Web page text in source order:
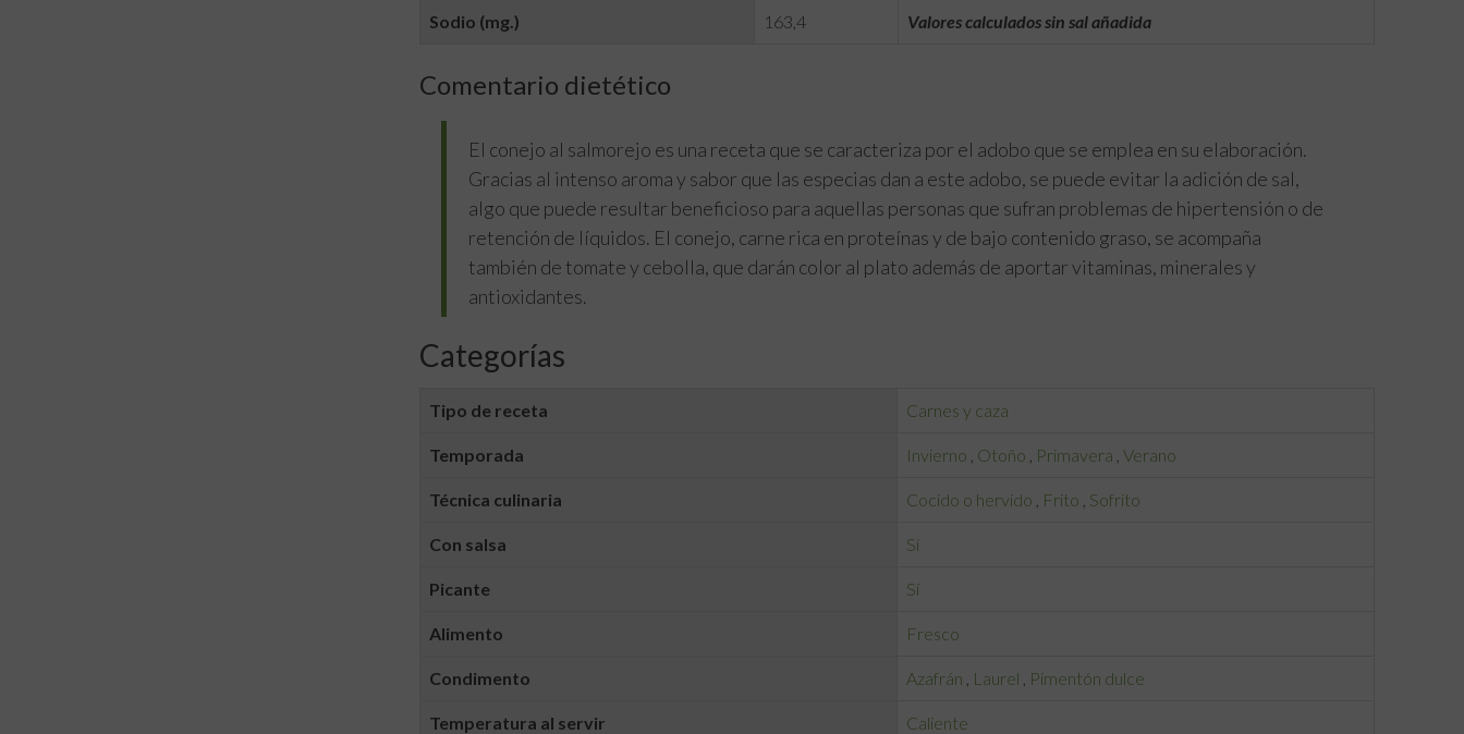
Sodio (mg.) 163,4 Valores calculados sin sal añadida
Comentario dietético
El conejo al salmorejo es una receta que se caracteriza por el adobo que se emplea en su elaboración.
Gracias al intenso aroma y sabor que las especias dan a este adobo, se puede evitar la adición de sal,
algo que puede resultar beneficioso para aquellas personas que sufran problemas de hipertensión o de
retención de líquidos. El conejo, carne rica en proteínas y de bajo contenido graso, se acompaña
también de tomate y cebolla, que darán color al plato además de aportar vitaminas, minerales y
antioxidantes.
Categorías
Tipo de receta Carnes y caza
Temporada Invierno Otoño Primavera Verano
Técnica culinaria Cocido o hervido Frito Sofrito
Con salsa Sí
Picante Sí
Alimento Fresco
Condimento Azafrán Laurel Pimentón dulce
Temperatura al servir Caliente